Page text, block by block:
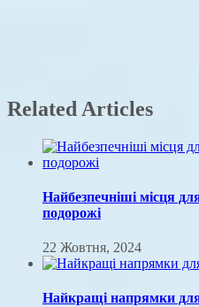
Related Articles
Найбезпечніші місця
подорожі
22 Жовтня, 2024
Найкращі напрямки